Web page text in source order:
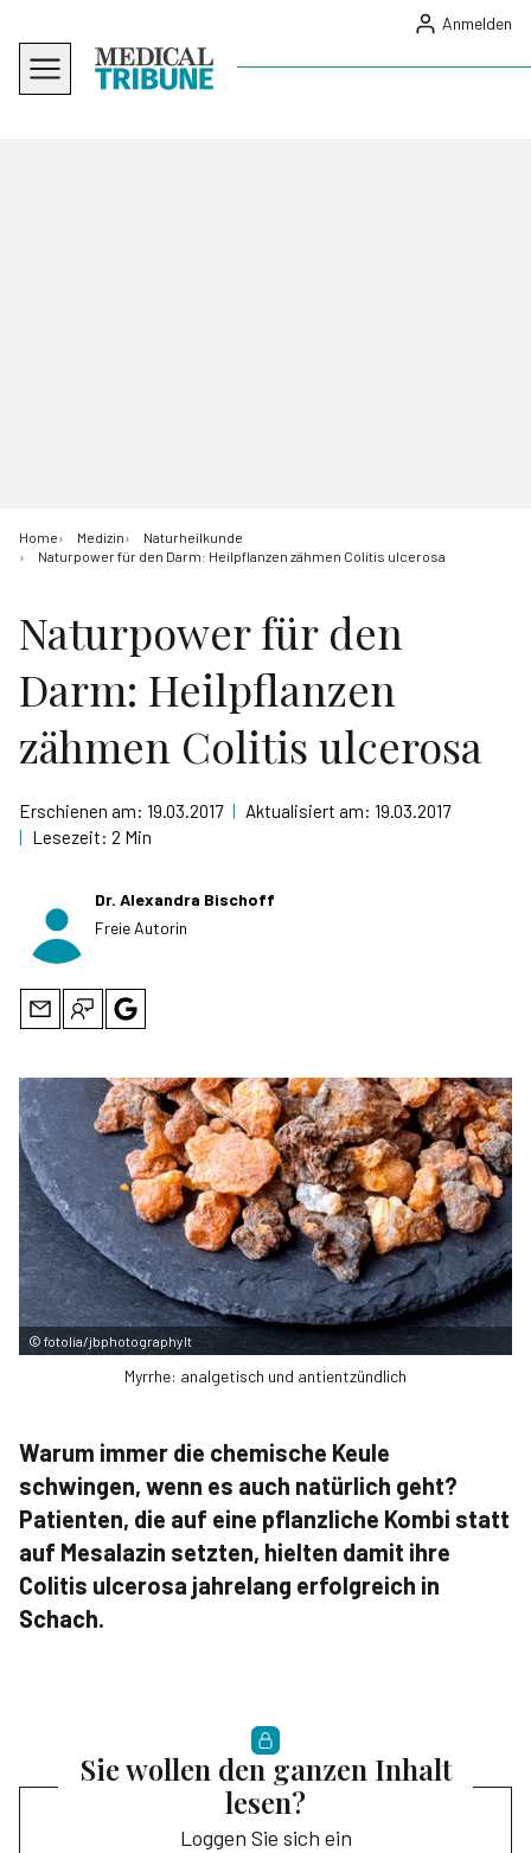
Anmelden
Home Medizin
Naturheilkunde
Naturpower für den Darm: Heilpflanzen zähmen Colitis ulcerosa
Naturpower für den
Darm: Heilpflanzen
zähmen Colitis ulcerosa
Erschienen am: 19.03.2017 | Aktualisiert am: 19.03.2017
| Lesezeit: 2 Min
Dr. Alexandra Bischoff
Freie Autorin
© fotolia/jbphotographylt
Myrrhe: analgetisch und antientzündlich
Warum immer die chemische Keule
schwingen, wenn es auch natürlich geht?
Patienten, die auf eine pflanzliche Kombi statt
auf Mesalazin setzten, hielten damit ihre
Colitis ulcerosa jahrelang erfolgreich in
Schach.
Sie wollen den ganzen Inhalt
lesen?
Loggen Sie sich ein